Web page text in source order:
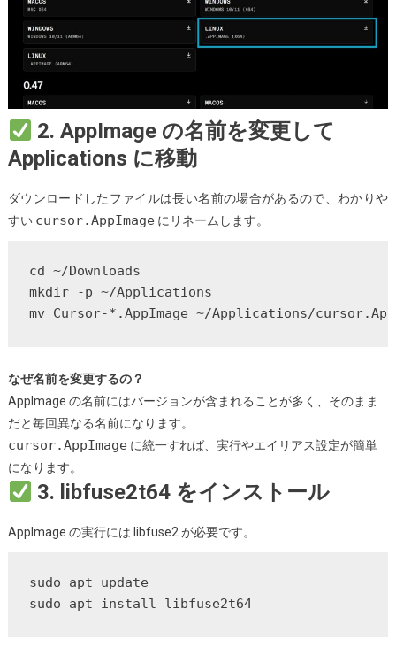
ー
方
2. AppImage の名前を変更して
Applications に移動
ダウンロードしたファイルは長い名前の場合があるので、わかりや
すい cursor.AppImageにリネームします。
cd ~/Downloads
mkdir -p ~/Applications
mv Cursor-*.AppImage ~/Applications/
なぜ名前を変更するの？
AppImage の名前にはバージョンが含まれることが多く、そのまま
だと毎回異なる名前になります。
cursor.AppImageに統一すれば、実行やエイリアス設定が簡単
になります。
3. libfuse2t64 をインストール
AppImage の実行には libfuse2 が必要です。
sudo apt update
sudo apt install libfuse2t64